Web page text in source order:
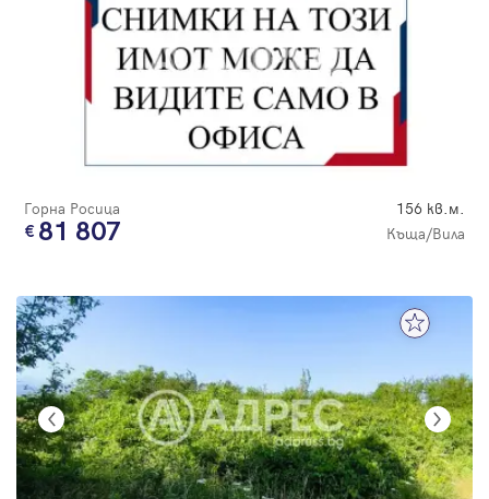
Горна Росица 156 кв.м.
81 807 Къща/Вила